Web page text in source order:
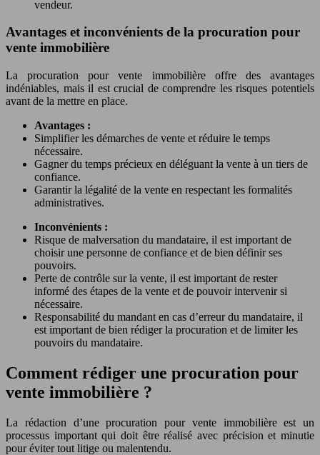
vendeur.
Avantages et inconvénients de la procuration pour
vente immobilière
La procuration pour vente immobilière offre des avantages
indéniables, mais il est crucial de comprendre les risques potentiels
avant de la mettre en place.
Avantages :
Simplifier les démarches de vente et réduire le temps
nécessaire.
Gagner du temps précieux en déléguant la vente à un tiers de
confiance.
Garantir la légalité de la vente en respectant les formalités
administratives.
Inconvénients :
Risque de malversation du mandataire, il est important de
choisir une personne de confiance et de bien définir ses
pouvoirs.
Perte de contrôle sur la vente, il est important de rester
informé des étapes de la vente et de pouvoir intervenir si
nécessaire.
Responsabilité du mandant en cas d’erreur du mandataire, il
est important de bien rédiger la procuration et de limiter les
pouvoirs du mandataire.
Comment rédiger une procuration pour
vente immobilière ?
La rédaction d’une procuration pour vente immobilière est un
processus important qui doit être réalisé avec précision et minutie
pour éviter tout litige ou malentendu.